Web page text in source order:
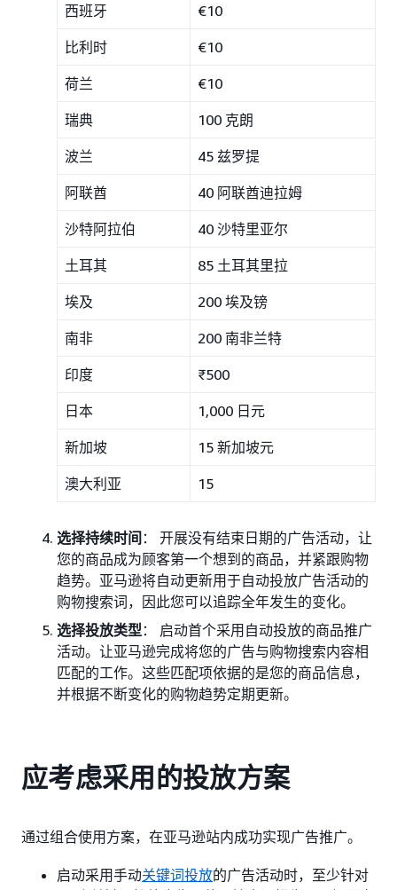
西班牙 €10
比利时 €10
荷兰 €10
瑞典 100 克朗
波兰 45 兹罗提
阿联酋 40 阿联酋迪拉姆
沙特阿拉伯 40 沙特里亚尔
土耳其 85 土耳其里拉
埃及 200 埃及镑
南非 200 南非兰特
印度 ₹500
日本 1,000 日元
新加坡 15 新加坡元
澳大利亚 15
选择持续时间 ： 开展没有结束日期的广告活动，让
您的商品成为顾客第一个想到的商品，并紧跟购物
趋势。亚马逊将自动更新用于自动投放广告活动的
购物搜索词，因此您可以追踪全年发生的变化。
选择投放类型 ： 启动首个采用自动投放的商品推广
活动。让亚马逊完成将您的广告与购物搜索内容相
匹配的工作。这些匹配项依据的是您的商品信息，
并根据不断变化的购物趋势定期更新。
应考虑采用的投放方案
通过组合使用方案，在亚马逊站内成功实现广告推广。
启动采用手动关键词投放的广告活动时，至少针对